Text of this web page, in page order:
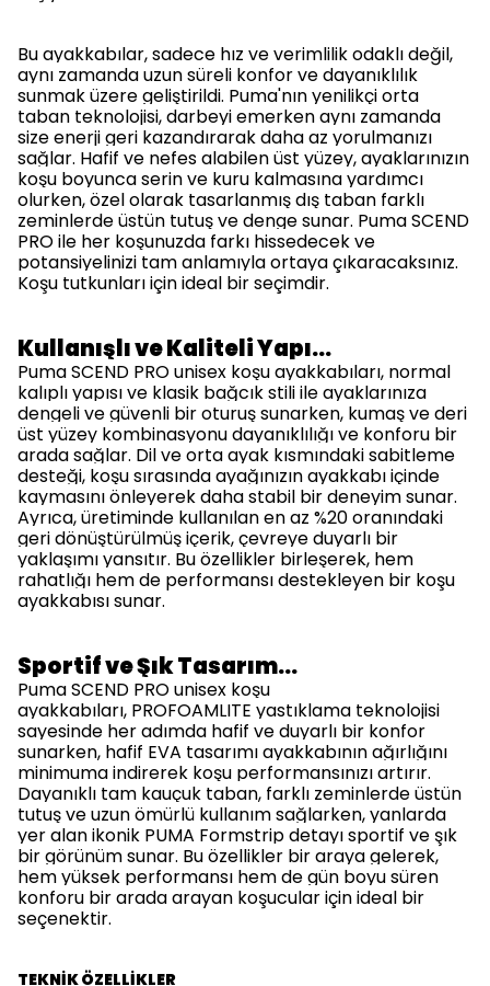
Bu ayakkabılar, sadece hız ve verimlilik odaklı değil,
aynı zamanda uzun süreli konfor ve dayanıklılık
sunmak üzere geliştirildi. Puma'nın yenilikçi orta
taban teknolojisi, darbeyi emerken aynı zamanda
size enerji geri kazandırarak daha az yorulmanızı
sağlar. Hafif ve nefes alabilen üst yüzey, ayaklarınızın
koşu boyunca serin ve kuru kalmasına yardımcı
olurken, özel olarak tasarlanmış dış taban farklı
zeminlerde üstün tutuş ve denge sunar. Puma SCEND
PRO ile her koşunuzda farkı hissedecek ve
potansiyelinizi tam anlamıyla ortaya çıkaracaksınız.
Koşu tutkunları için ideal bir seçimdir.
Kullanışlı ve Kaliteli Yapı…
Puma SCEND PRO unisex koşu ayakkabıları, normal
kalıplı yapısı ve klasik bağcık stili ile ayaklarınıza
dengeli ve güvenli bir oturuş sunarken, kumaş ve deri
üst yüzey kombinasyonu dayanıklılığı ve konforu bir
arada sağlar. Dil ve orta ayak kısmındaki sabitleme
desteği, koşu sırasında ayağınızın ayakkabı içinde
kaymasını önleyerek daha stabil bir deneyim sunar.
Ayrıca, üretiminde kullanılan en az %20 oranındaki
geri dönüştürülmüş içerik, çevreye duyarlı bir
yaklaşımı yansıtır. Bu özellikler birleşerek, hem
rahatlığı hem de performansı destekleyen bir koşu
ayakkabısı sunar.
Sportif ve Şık Tasarım…
Puma SCEND PRO unisex koşu
ayakkabıları, PROFOAMLITE yastıklama teknolojisi
sayesinde her adımda hafif ve duyarlı bir konfor
sunarken, hafif EVA tasarımı ayakkabının ağırlığını
minimuma indirerek koşu performansınızı artırır.
Dayanıklı tam kauçuk taban, farklı zeminlerde üstün
tutuş ve uzun ömürlü kullanım sağlarken, yanlarda
yer alan ikonik PUMA Formstrip detayı sportif ve şık
bir görünüm sunar. Bu özellikler bir araya gelerek,
hem yüksek performansı hem de gün boyu süren
konforu bir arada arayan koşucular için ideal bir
seçenektir.
TEKNİK ÖZELLİKLER